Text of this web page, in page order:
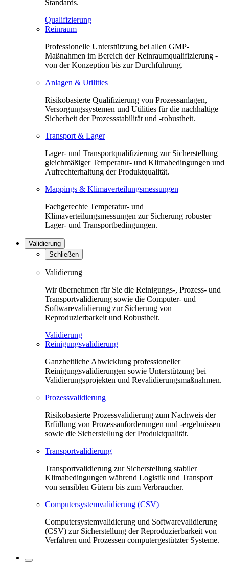
Standards.
Qualifizierung
Reinraum
Professionelle Unterstützung bei allen GMP-
Maßnahmen im Bereich der Reinraumqualifizierung -
von der Konzeption bis zur Durchführung.
Anlagen & Utilities
Risikobasierte Qualifizierung von Prozessanlagen,
Versorgungssystemen und Utilities für die nachhaltige
Sicherheit der Prozessstabilität und -robustheit.
Transport & Lager
Lager- und Transportqualifizierung zur Sicherstellung
gleichmäßiger Temperatur- und Klimabedingungen und
Aufrechterhaltung der Produktqualität.
Mappings & Klimaverteilungsmessungen
Fachgerechte Temperatur- und
Klimaverteilungsmessungen zur Sicherung robuster
Lager- und Transportbedingungen.
Validierung
Schließen
Validierung
Wir übernehmen für Sie die Reinigungs-, Prozess- und
Transportvalidierung sowie die Computer- und
Softwarevalidierung zur Sicherung von
Reproduzierbarkeit und Robustheit.
Validierung
Reinigungsvalidierung
Ganzheitliche Abwicklung professioneller
Reinigungsvalidierungen sowie Unterstützung bei
Validierungsprojekten und Revalidierungsmaßnahmen.
Prozessvalidierung
Risikobasierte Prozessvalidierung zum Nachweis der
Erfüllung von Prozessanforderungen und -ergebnissen
sowie die Sicherstellung der Produktqualität.
Transportvalidierung
Transportvalidierung zur Sicherstellung stabiler
Klimabedingungen während Logistik und Transport
von sensiblen Gütern bis zum Verbraucher.
Computersystemvalidierung (CSV)
Computersystemvalidierung und Softwarevalidierung
(CSV) zur Sicherstellung der Reproduzierbarkeit von
Verfahren und Prozessen computergestützter Systeme.